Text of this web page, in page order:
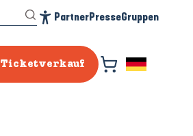
Ticketverkauf
PartnerPresseGruppen